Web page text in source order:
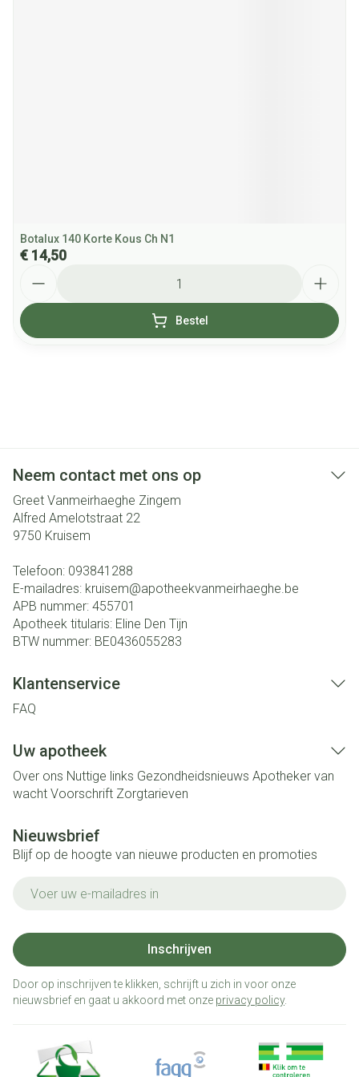
Botalux 140 Korte Kous Ch N1
€ 14,50
Bestel
Neem contact met ons op
Greet Vanmeirhaeghe Zingem
Alfred Amelotstraat 22
9750 Kruisem
Telefoon: 093841288
E-mailadres: kruisem@apotheekvanmeirhaeghe.be
APB nummer: 455701
Apotheek titularis: Eline Den Tijn
BTW nummer: BE0436055283
Klantenservice
FAQ
Uw apotheek
Over ons Nuttige links Gezondheidsnieuws Apotheker van
wacht Voorschrift Zorgtarieven
Nieuwsbrief
Blijf op de hoogte van nieuwe producten en promoties
Inschrijven
Door op inschrijven te klikken, schrijft u zich in voor onze
nieuwsbrief en gaat u akkoord met onze privacy policy.